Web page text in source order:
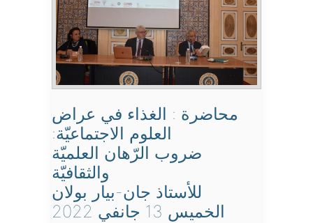
محاضرة : الغذاء في عراض
العلوم الاجتماعيّة:
ضروب الرّهان العلميّة
والثقافيّة
للأستاذ جان-بيار بولان
الخميس 13 جانفي 2022